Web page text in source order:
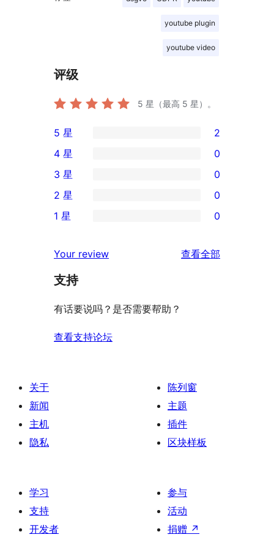
youtube plugin
youtube video
评级
5 星（最高 5 星）。
2
条
5
星
评
5 星 2
条
4
星
价
4 星 0
0
条
3
评
价
3 星 0
条
星
评
2 星 0
1
星
价
1 星 0
Your review 查看全部
支持
有话要说吗？是否需要帮助？
查看支持论坛
关于
新闻
主机
隐私
陈列窗
主题
插件
区块样板
学习
支持
开发者
参与
活动
捐赠 ↗